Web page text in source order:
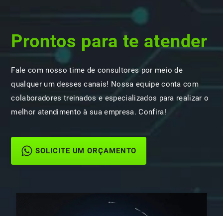
Prontos para te atender
Fale com nosso time de consultores por meio de
qualquer um desses canais! Nossa equipe conta com
colaboradores treinados e especializados para realizar o
melhor atendimento à sua empresa. Confira!
SOLICITE UM ORÇAMENTO